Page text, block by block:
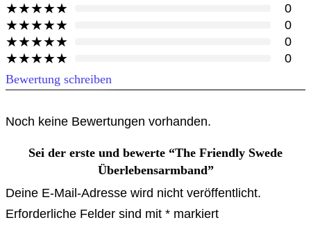
★★★★★ 0
★★★★★ 0
★★★★★ 0
★★★★★
0
Bewertung schreiben
Noch keine Bewertungen vorhanden.
Sei der erste und bewerte “The Friendly Swede
Überlebensarmband”
Deine E-Mail-Adresse wird nicht veröffentlicht.
Erforderliche Felder sind mit * markiert